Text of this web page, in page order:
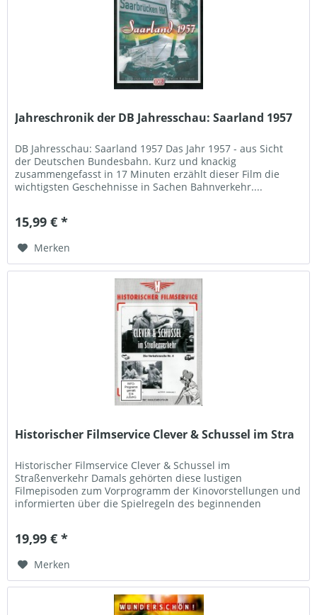
Jahreschronik der DB Jahresschau: Saarland 1957
DB Jahresschau: Saarland 1957 Das Jahr 1957 - aus Sicht
der Deutschen Bundesbahn. Kurz und knackig
zusammengefasst in 17 Minuten erzählt dieser Film die
wichtigsten Geschehnisse in Sachen Bahnverkehr....
15,99 € *
Merken
Historischer Filmservice Clever & Schussel im Stra
Historischer Filmservice Clever & Schussel im
Straßenverkehr Damals gehörten diese lustigen
Filmepisoden zum Vorprogramm der Kinovorstellungen und
informierten über die Spielregeln des beginnenden
19,99 € *
Merken